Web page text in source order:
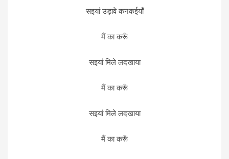
सइयां उड़ावे कनकईयाँ
मैं का करूँ
सइयां मिले लदखाया
मैं का करूँ
सइयां मिले लदखाया
मैं का करूँ